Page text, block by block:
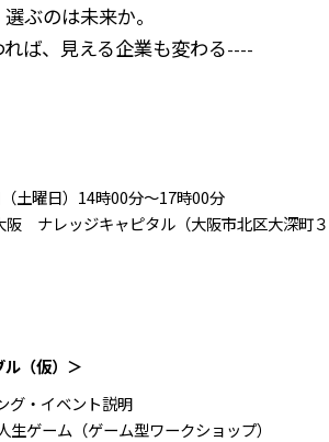
ぶのは未来か。
ば、見える企業も変わる----​
土曜日）14時00分～17時00分
阪 ナレッジキャピタル（大阪市北区大深町３
ル（仮）＞
・イベント説明
ゲーム（ゲーム型ワークショップ）